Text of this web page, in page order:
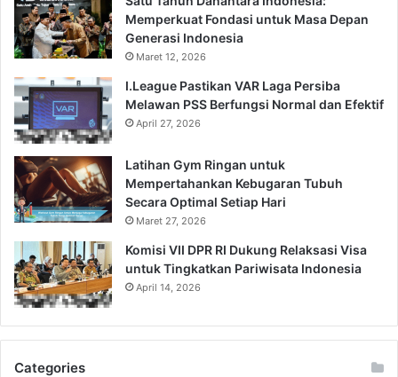
Memperkuat Fondasi untuk Masa Depan
Generasi Indonesia
Maret 12, 2026
I.League Pastikan VAR Laga Persiba
Melawan PSS Berfungsi Normal dan Efektif
April 27, 2026
Latihan Gym Ringan untuk
Mempertahankan Kebugaran Tubuh
Secara Optimal Setiap Hari
Maret 27, 2026
Komisi VII DPR RI Dukung Relaksasi Visa
untuk Tingkatkan Pariwisata Indonesia
April 14, 2026
Categories